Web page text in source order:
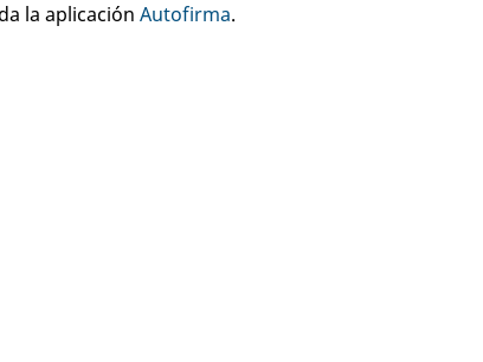
la aplicación Autofirma.